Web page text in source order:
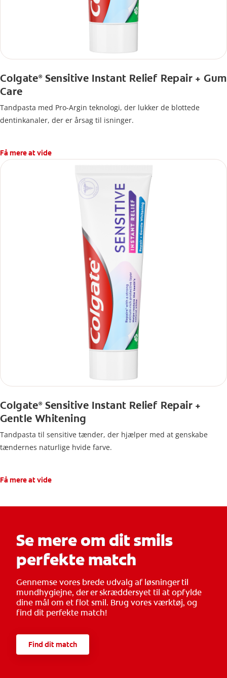
Colgate®Sensitive Instant Relief Repair + Gum
Care
Tandpasta med Pro-Argin teknologi, der lukker de blottede
dentinkanaler, der er årsag til isninger.
Få mere at vide
Colgate®Sensitive Instant Relief Repair +
Gentle Whitening
Tandpasta til sensitive tænder, der hjælper med at genskabe
tændernes naturlige hvide farve.
Få mere at vide
Se mere om dit smils
perfekte match
Gennemse vores brede udvalg af løsninger til
mundhygiejne, der er skræddersyet til at opfylde
dine mål om et flot smil. Brug vores værktøj, og
find dit perfekte match!
Find dit match